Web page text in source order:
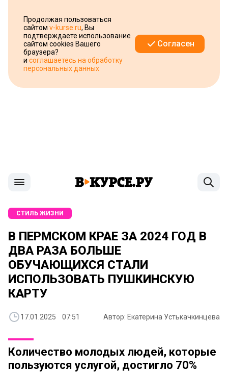
Продолжая пользоваться
сайтом v-kurse.ru, Вы
подтверждаете использование
сайтом cookies Вашего
браузера?
и соглашаетесь на обработку
персональных данных
Согласен
СТИЛЬ ЖИЗНИ
В ПЕРМСКОМ КРАЕ ЗА 2024 ГОД В
ДВА РАЗА БОЛЬШЕ
ОБУЧАЮЩИХСЯ СТАЛИ
ИСПОЛЬЗОВАТЬ ПУШКИНСКУЮ
КАРТУ
17.01.2025 07:51 Автор: Екатерина Устькачкинцева
Количество молодых людей, которые
пользуются услугой, достигло 70%